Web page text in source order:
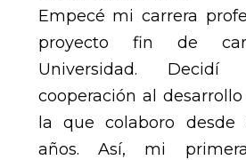
Empecé mi carrera
proyecto fin de
Universidad.
cooperación al
la que colaboro desde
años. Así, mi